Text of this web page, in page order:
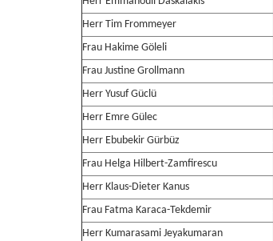
Herr Tim Frommeyer
Frau Hakime Göleli
Frau Justine Grollmann
Herr Yusuf Güclü
Herr Emre Gülec
Herr Ebubekir Gürbüz
Frau Helga Hilbert-Zamfirescu
Herr Klaus-Dieter Kanus
Frau Fatma Karaca-Tekdemir
Herr Kumarasami Jeyakumaran